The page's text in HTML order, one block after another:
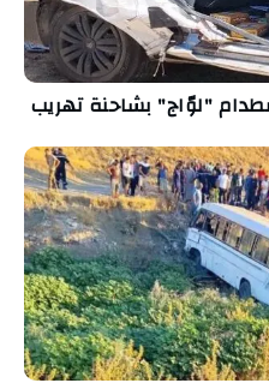
"لوّاج" بشاحنة تهريب